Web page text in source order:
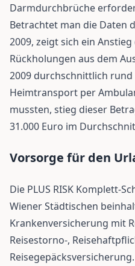
Darmdurchbrüche
Betrachtet man die Daten
2009, zeigt sich ein
Rückholungen aus dem
2009 durchschnittlich rund
Heimtransport per
mussten, stieg dieser
31.000 Euro im
Vorsorge für den
Die PLUS RISK Komplett-
Wiener Städtischen
Krankenversicherung mit
Reisestorno-,
Reisegepäcksversicherung.